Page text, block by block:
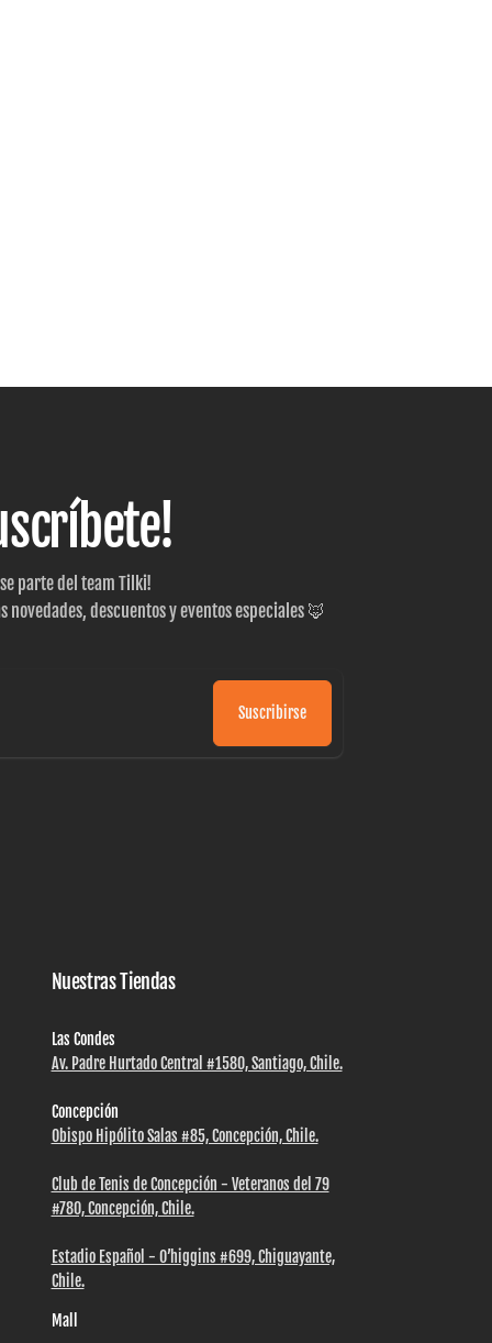
se parte del team Tilki!
novedades, descuentos y eventos especiales 🦊
Suscribirse
Nuestras Tiendas
Las Condes
Av. Padre Hurtado Central #1580, Santiago, Chile.
Concepción
Obispo Hipólito Salas #85, Concepción, Chile.
Club de Tenis de Concepción - Veteranos del 79
#780, Concepción, Chile.
Estadio Español - O’higgins #699, Chiguayante,
Chile.
Mall